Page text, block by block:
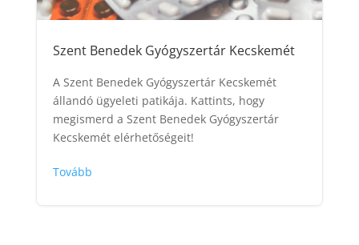
Szent Benedek Gyógyszertár Kecskemét
A Szent Benedek Gyógyszertár Kecskemét
állandó ügyeleti patikája. Kattints, hogy
megismerd a Szent Benedek Gyógyszertár
Kecskemét elérhetőségeit!
Tovább